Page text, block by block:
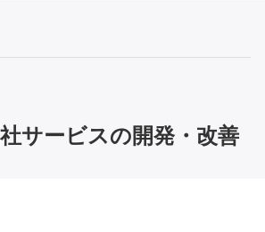
サービスの開発・改善